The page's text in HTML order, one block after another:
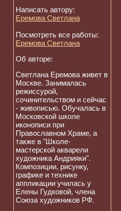
Написать автору:
Еремова Светлана
Посмотреть все работы:
Еремова Светлана
Об авторе:
Светлана Еремова живет в
Москве. Занималась
режиссурой,
сочинительством и сейчас
- живописью. Обучалась в
Московской школе
иконописи при
Православном Храме, а
также в "Школе-
мастерской акварели
художника Андрияки".
Композиции, рисунку,
графике и технике
аппликации училась у
Елены Гудковой, члена
Союза художников РФ.